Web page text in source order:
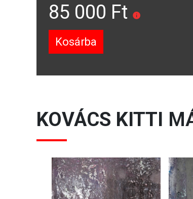
85 000 Ft
Kosárba
KOVÁCS KITTI